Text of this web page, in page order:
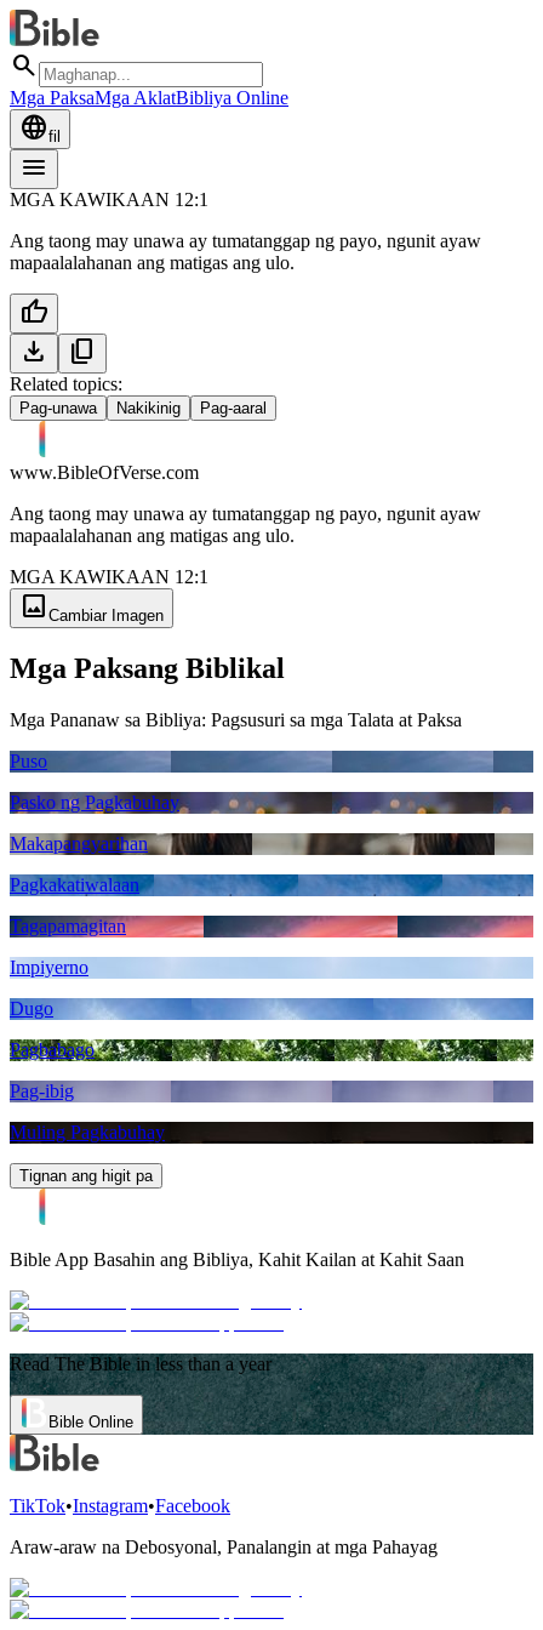
search
Mga PaksaMga AklatBibliya Online
languagefil
menu
MGA KAWIKAAN 12:1
Ang taong may unawa ay tumatanggap ng payo, ngunit ayaw
mapaalalahanan ang matigas ang ulo.
thumb_up
download
content_copy
Related topics:
Pag-unawa Nakikinig Pag-aaral
www.BibleOfVerse.com
Ang taong may unawa ay tumatanggap ng payo, ngunit ayaw
mapaalalahanan ang matigas ang ulo.
MGA KAWIKAAN 12:1
image Cambiar Imagen
Mga Paksang Biblikal
Mga Pananaw sa Bibliya: Pagsusuri sa mga Talata at Paksa
Puso
Pasko ng Pagkabuhay
Makapangyarihan
Pagkakatiwalaan
Tagapamagitan
Impiyerno
Dugo
Pagbabago
Pag-ibig
Muling Pagkabuhay
Tignan ang higit pa
Bible App Basahin ang Bibliya, Kahit Kailan at Kahit Saan
Read The Bible in less than a year
Bible Online
TikTok•Instagram•Facebook
Araw-araw na Debosyonal, Panalangin at mga Pahayag